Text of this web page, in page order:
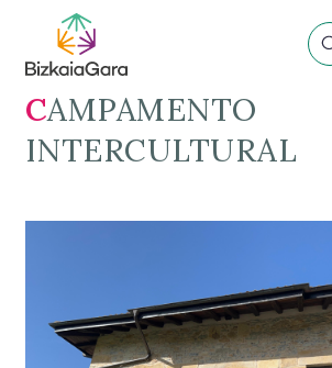
CAMPAMENTO
INTERCULTURAL